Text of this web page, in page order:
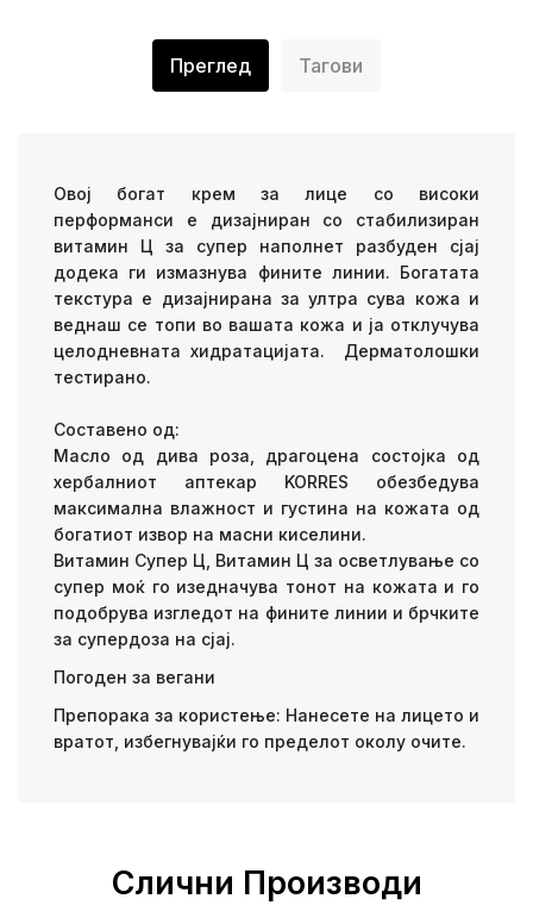
Преглед Тагови
Овој богат крем за лице со високи
перформанси е дизајниран со стабилизиран
витамин Ц за супер наполнет разбуден сјај
додека ги измазнува фините линии. Богатата
текстура е дизајнирана за ултра сува кожа и
веднаш се топи во вашата кожа и ја отклучува
целодневната хидратацијата. Дерматолошки
тестирано.
Составено од:
Mасло од дива роза, драгоцена состојка од
хербалниот аптекар KORRES обезбедува
максимална влажност и густина на кожата од
богатиот извор на масни киселини.
Витамин Супер Ц, Витамин Ц за осветлување со
супер моќ го изедначува тонот на кожата и го
подобрува изгледот на фините линии и брчките
за супердоза на сјај.
Погоден за вегани
Препорака за користење: Нанесете на лицето и
вратот, избегнувајќи го пределот околу очите.
Слични Производи